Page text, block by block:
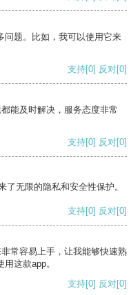
问题。比如，我可以使用它来
支持[0] 反对[0]
能及时解决，服务态度非常
支持[0] 反对[0]
无限的隐私和安全性保护。
支持[0] 反对[0]
常容易上手，让我能够快速熟
这款app。
支持[0] 反对[0]